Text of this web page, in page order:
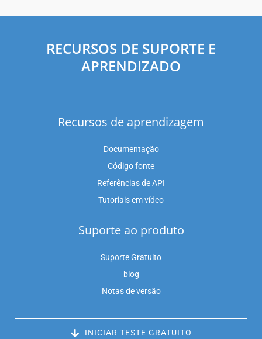
RECURSOS DE SUPORTE E
APRENDIZADO
Recursos de aprendizagem
Documentação
Código fonte
Referências de API
Tutoriais em vídeo
Suporte ao produto
Suporte Gratuito
blog
Notas de versão
INICIAR TESTE GRATUITO